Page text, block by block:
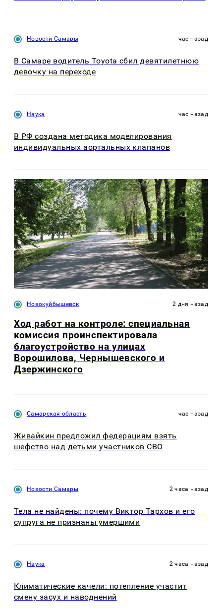
Новости Самары час назад
В Самаре водитель Toyota сбил девятилетнюю
девочку на переходе
Наука час назад
В РФ создана методика моделирования
индивидуальных аортальных клапанов
Новокуйбышевск 2 дня назад
Ход работ на контроле: специальная
комиссия проинспектировала
благоустройство на улицах
Ворошилова, Чернышевского и
Дзержинского
Самарская область час назад
Живайкин предложил федерациям взять
шефство над детьми участников СВО
Новости Самары 2 часа назад
Тела не найдены: почему Виктор Тархов и его
супруга не признаны умершими
Наука 2 часа назад
Климатические качели: потепление участит
смену засух и наводнений